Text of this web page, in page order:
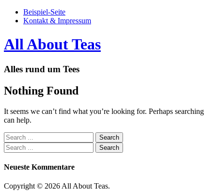
Beispiel-Seite
Kontakt & Impressum
All About Teas
Alles rund um Tees
Nothing Found
It seems we can’t find what you’re looking for. Perhaps searching
can help.
Neueste Kommentare
Copyright © 2026 All About Teas.